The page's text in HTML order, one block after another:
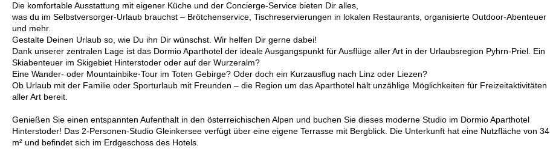
Die komfortable Ausstattung mit eigener Küche und der Concierge-Service bieten Dir alles,
was du im Selbstversorger-Urlaub brauchst – Brötchenservice, Tischreservierungen in lokalen Restaurants, organisierte Outdoor-Abenteuer
und mehr.
Gestalte Deinen Urlaub so, wie Du ihn Dir wünschst. Wir helfen Dir gerne dabei!
Dank unserer zentralen Lage ist das Dormio Aparthotel der ideale Ausgangspunkt für Ausflüge aller Art in der Urlaubsregion Pyhrn-Priel. Ein
Skiabenteuer im Skigebiet Hinterstoder oder auf der Wurzeralm?
Eine Wander- oder Mountainbike-Tour im Toten Gebirge? Oder doch ein Kurzausflug nach Linz oder Liezen?
Ob Urlaub mit der Familie oder Sporturlaub mit Freunden – die Region um das Aparthotel hält unzählige Möglichkeiten für Freizeitaktivitäten
aller Art bereit.
Genießen Sie einen entspannten Aufenthalt in den österreichischen Alpen und buchen Sie dieses moderne Studio im Dormio Aparthotel
Hinterstoder! Das 2-Personen-Studio Gleinkersee verfügt über eine eigene Terrasse mit Bergblick. Die Unterkunft hat eine Nutzfläche von 34
m² und befindet sich im Erdgeschoss des Hotels.